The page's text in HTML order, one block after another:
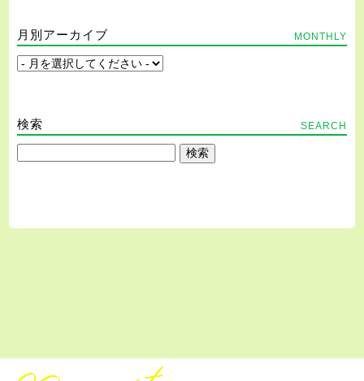
月別アーカイブ MONTHLY
検索 SEARCH